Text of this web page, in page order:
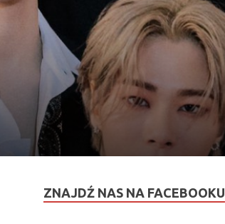
ZNAJDŹ NAS NA FACEBOOKU